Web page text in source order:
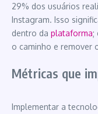
29% dos usuários
Instagram. Isso
dentro da plataforma;
o caminho e remover
Métricas que
Implementar a